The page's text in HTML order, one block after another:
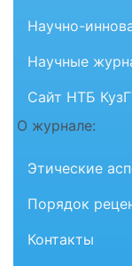
Научно-
Научные
Сайт НТБ
О журнале:
Этические
Порядок
Контакты